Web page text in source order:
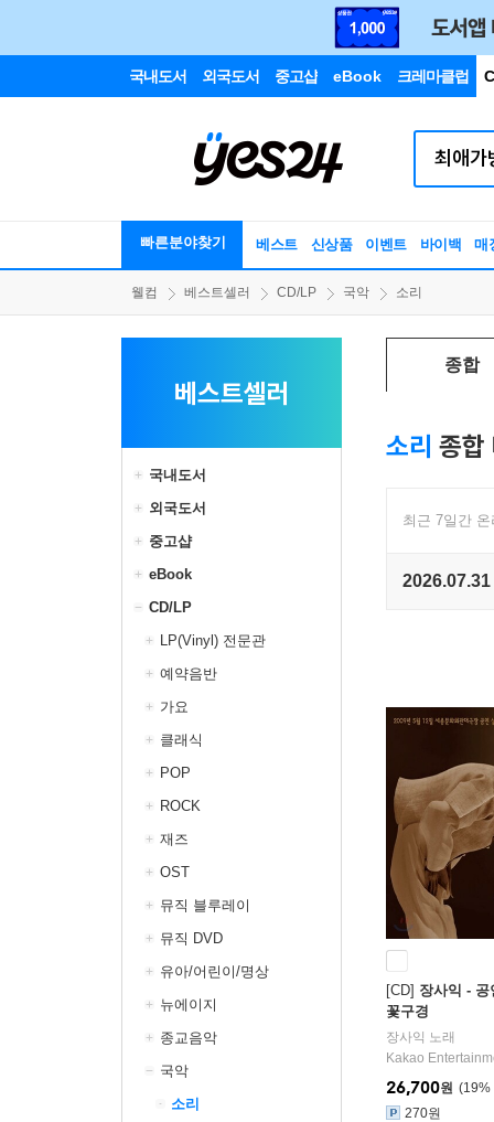
국내도서 외국도서 중고샵 eBook 크레마클럽
빠른분야찾기 베스트 신상품 이벤트 바이백 매
웰컴 베스트셀러 CD/LP 국악 소리
베스트셀러
국내도서
외국도서
중고샵
eBook
CD/LP
LP(Vinyl) 전문관
예약음반
가요
클래식
POP
ROCK
재즈
OST
뮤직 블루레이
뮤직 DVD
유아/어린이/명상
뉴에이지
종교음악
국악
소리
종합
소리 종합
최근 7일간
[CD] 장사익 -
꽃구경
장사익 노래
Kakao
19%
26,700원
270원